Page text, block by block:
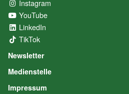
Instagram
YouTube
LinkedIn
TikTok
Newsletter
Medienstelle
Impressum